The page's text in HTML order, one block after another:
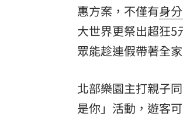
惠方案，不僅有身
大世界更祭出超狂5
眾能趁連假帶著全
北部樂園主打親子
是你」活動，遊客